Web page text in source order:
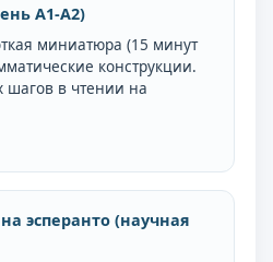
A1-A2)
миниатюра (15 минут
конструкции.
шагов в чтении на
эсперанто (научная